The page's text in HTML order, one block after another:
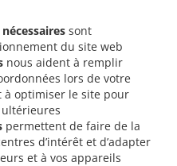
sont
du site web
nous aident à remplir
lors de votre
à optimiser le site pour
permettent de faire de la
d’intérêt et d’adapter
et à vos appareils
Indiens Monnerich Steinbrücken
. Livraison de plats cuisinés Indiens
Indiens Kielen
Livraison de plats
plats cuisinés Indiens Findel .
. Livraison de plats cuisinés
. Livraison de plats cuisinés Indiens
Indiens Sandweiler Findel .
Livraison de